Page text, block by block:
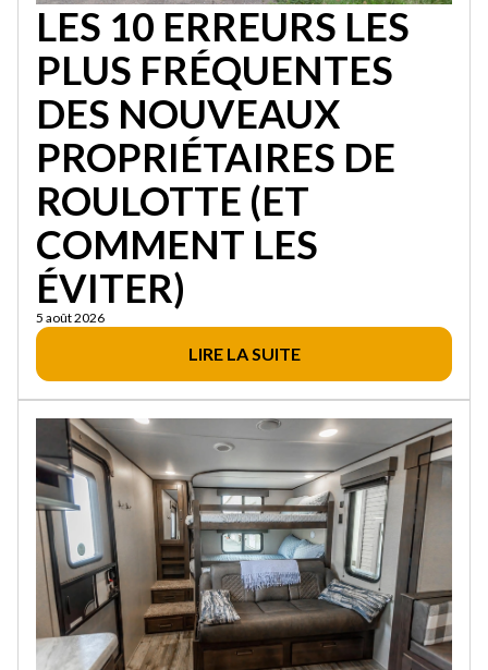
LES 10 ERREURS LES
PLUS FRÉQUENTES
DES NOUVEAUX
PROPRIÉTAIRES DE
ROULOTTE (ET
COMMENT LES
ÉVITER)
5 août 2026
LIRE LA SUITE